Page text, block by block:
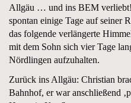
Allgäu … und ins BEM
spontan einige Tage auf seiner
das folgende verlängerte
mit dem Sohn sich vier Tage
Nördlingen aufzuhalten.
Zurück ins Allgäu: Christian
Bahnhof, er war anschließend